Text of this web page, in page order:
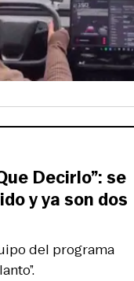
del programa
Decirlo”: se
y ya son dos